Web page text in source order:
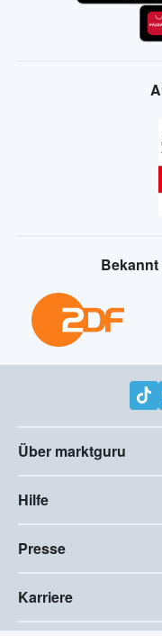
Bekannt
Über marktguru
Hilfe
Presse
Karriere